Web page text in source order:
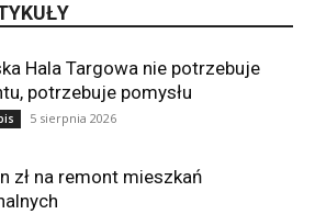
Hala Targowa nie potrzebuje
potrzebuje pomysłu
5 sierpnia 2026
zł na remont mieszkań